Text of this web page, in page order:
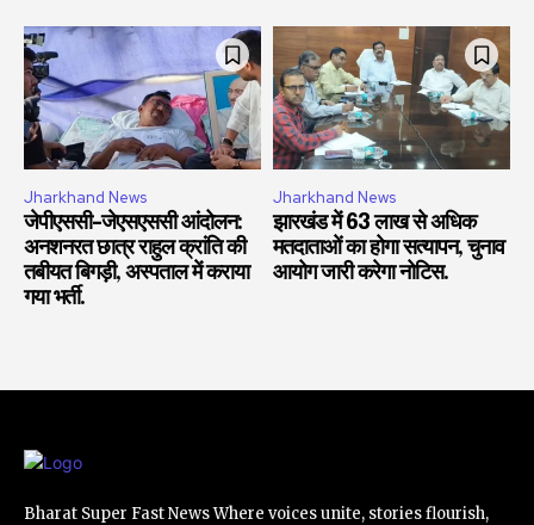
Jharkhand News
जेपीएससी-जेएसएससी आंदोलन:
अनशनरत छात्र राहुल क्रांति की
तबीयत बिगड़ी, अस्पताल में कराया
गया भर्ती.
Jharkhand News
झारखंड में 63 लाख से अधिक
मतदाताओं का होगा सत्यापन, चुनाव
आयोग जारी करेगा नोटिस.
Bharat Super Fast News Where voices unite, stories flourish,